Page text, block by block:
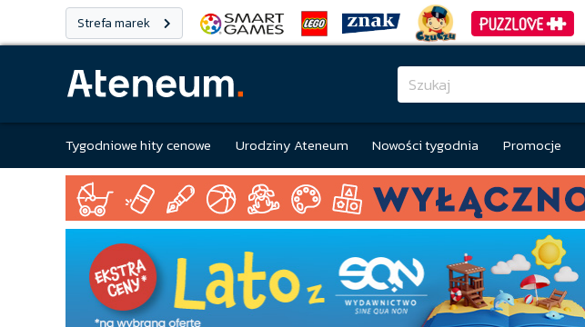
Strefa marek
Tygodniowe hity cenowe Urodziny Ateneum Nowości tygodnia Promocje